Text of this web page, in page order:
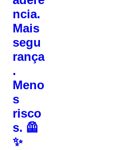
ncia.
Mais
segu
rança
.
Meno
s
risco
s. 🦺
✨